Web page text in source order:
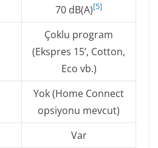
70 dB(A)[5]
Çoklu program
(Ekspres 15’, Cotton,
Eco vb.)
Yok (Home Connect
opsiyonu mevcut)
Var